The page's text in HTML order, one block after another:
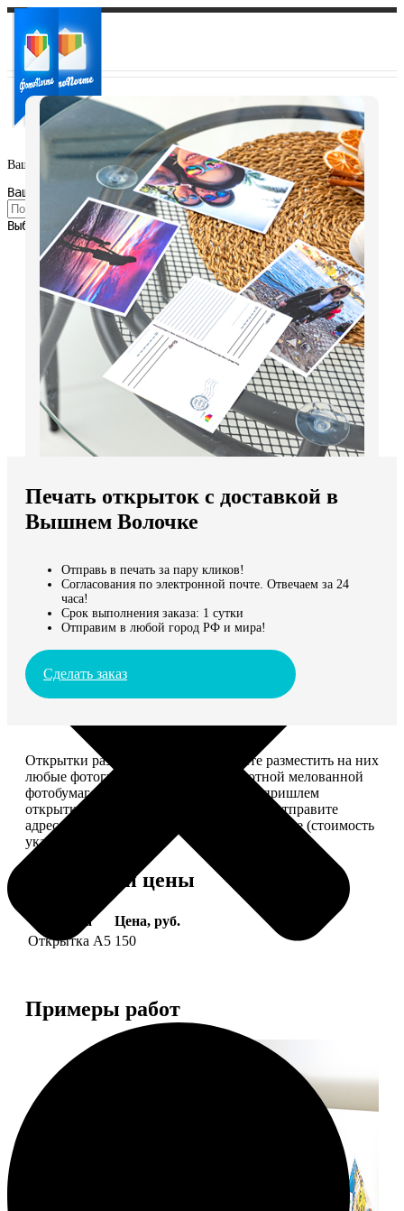
Ваш город:
Ваш регион доставки
Выберите из списка:
Мы доставляем по всему миру
Продолжить без города
Печать открыток с доставкой в
Вышнем Волочке
Отправь в печать за пару кликов!
Согласования по электронной почте. Отвечаем за 24
часа!
Срок выполнения заказа: 1 сутки
Отправим в любой город РФ и мира!
Сделать заказ
Открытки размером 10*15, вы можете разместить на них
любые фотографии. Печатаем на плотной мелованной
фотобумаге плотностью 300 г/м2. Мы пришлем
открытки вам, вы сами их подпишете и отправите
адресату. Заказать можно 6 открыток и более (стоимость
указана за 6 штук).
Форматы и цены
Услуга
Цена, руб.
Открытка А5 150
Примеры работ